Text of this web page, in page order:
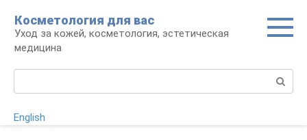
контенту
Косметология для вас
Уход за кожей, косметология, эстетическая
медицина
English